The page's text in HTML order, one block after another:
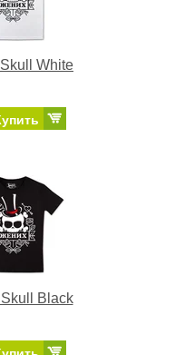
White
Black